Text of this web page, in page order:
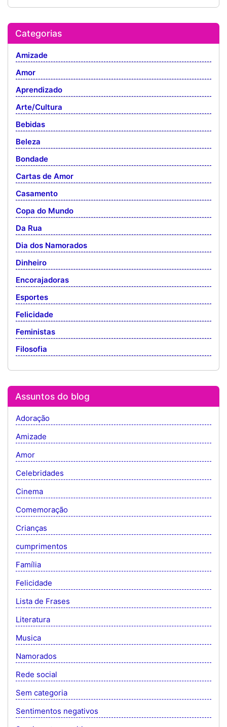
Categorias
Amizade
Amor
Aprendizado
Arte/Cultura
Bebidas
Beleza
Bondade
Cartas de Amor
Casamento
Copa do Mundo
Da Rua
Dia dos Namorados
Dinheiro
Encorajadoras
Esportes
Felicidade
Feministas
Filosofia
Assuntos do blog
Adoração
Amizade
Amor
Celebridades
Cinema
Comemoração
Crianças
cumprimentos
Família
Felicidade
Lista de Frases
Literatura
Musica
Namorados
Rede social
Sem categoria
Sentimentos negativos